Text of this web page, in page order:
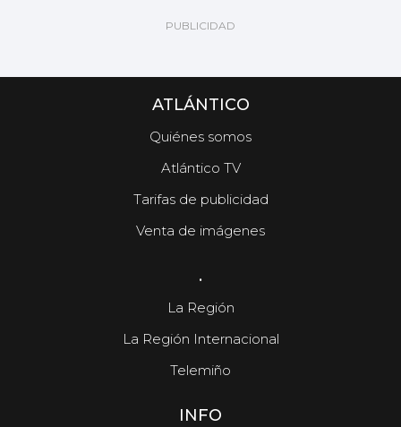
ATLÁNTICO
Quiénes somos
Atlántico TV
Tarifas de publicidad
Venta de imágenes
.
La Región
La Región Internacional
Telemiño
INFO